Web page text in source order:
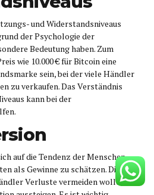
und Widerstandsniveaus
der Psychologie der
Bedeutung haben. Zum
wie 10.000 € für Bitcoin eine
sein, bei der viele Händler
zu verkaufen. Das Verständnis
kann bei der
auf die Tendenz der Menschen,
als Gewinne zu schätzen. Dies
Verluste vermeiden wollen